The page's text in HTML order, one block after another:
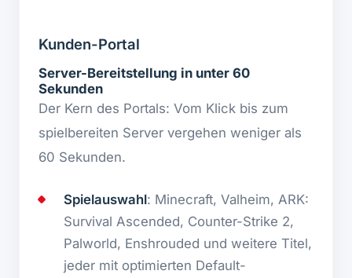
Kunden-Portal
Server-Bereitstellung in unter 60
Sekunden
Der Kern des Portals: Vom Klick bis zum
spielbereiten Server vergehen weniger als
60 Sekunden.
Spielauswahl: Minecraft, Valheim, ARK:
Survival Ascended, Counter-Strike 2,
Palworld, Enshrouded und weitere Titel,
jeder mit optimierten Default-